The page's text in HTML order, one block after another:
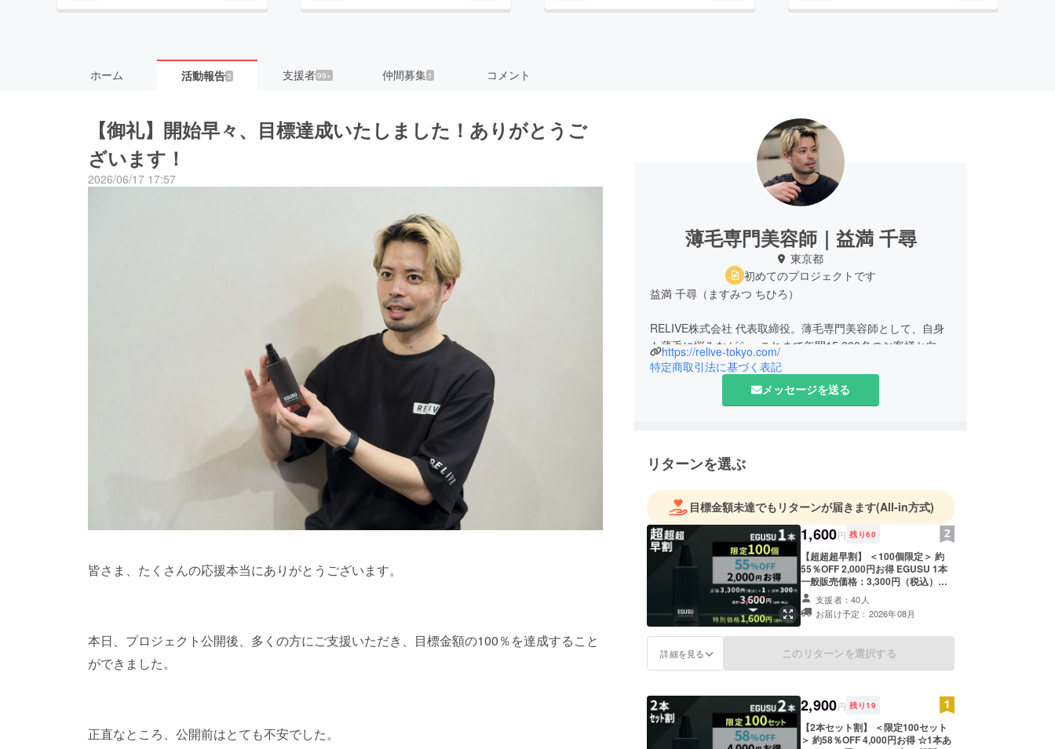
ホーム 活動報告3 支援者99+ 仲間募集 1 コメント
【御礼】開始早々、目標達成いたしました！ありがとうご
ざいます！
2026/06/17 17:57
皆さま、たくさんの応援本当にありがとうございます。
本日、プロジェクト公開後、多くの方にご支援いただき、目標金額の100％を達成すること
ができました。
正直なところ、公開前はとても不安でした。
薄毛専門美容師｜益満 千尋
東京都
初めてのプロジェクトです
益満 千尋（ますみつ ちひろ）
RELIVE株式会社 代表取締役。薄毛専門美容師として、自身
も薄毛に悩みながら、これまで年間15,000名のお客様と向き
合ってきました。2019年フジシンJAPAN CUP Hair Design
Contest優勝。現在は全国30店舗を展開する薄毛専門美容室
「RELIVE」を運営しています。
リュームの作り方によって印象が大きく変わります。
EGUSUは、自身の悩みと多くのお客様との現場経験から生
まれたヘアミストです。毎朝のスタイリングを簡単にし、自
信を持って鏡を見られる人を一人でも増やしたい。その想い
を込めて開発しました。
髪の悩みを抱える方が、もっと前向きに、自分らしく毎日を
楽しめるように。これからも現場で培った知見を活かし、皆
さまに寄り添う商品づくりを続けてまいります。
https://relive-tokyo.com/
特定商取引法に基づく表記
メッセージを送る
リターンを選ぶ
目標金額未達でもリターンが届きます(All-in方式)
1,600円 残り60
【超超超早割】 ＜100個限定＞ 約
55％OFF 2,000円お得 EGUSU 1本
一般販売価格：3,300円（税込）＋
送料300円 合計3,600円（送料・税
込） →特別価格：1,600円（送料・
税込） インボイス対応 適格請求書
支援者：40人
お届け予定：2026年08月
詳細を見る このリターンを選択する
2,900円 残り19
【2本セット割】 ＜限定100セット
＞ 約58％OFF 4,000円お得 ☆1本あ